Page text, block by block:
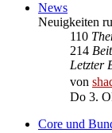
News
Neuigkeiten
110
214
Letzter
von
Do 3.
Core und